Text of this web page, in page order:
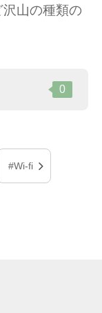
山の種類の
0
#Wi-fi